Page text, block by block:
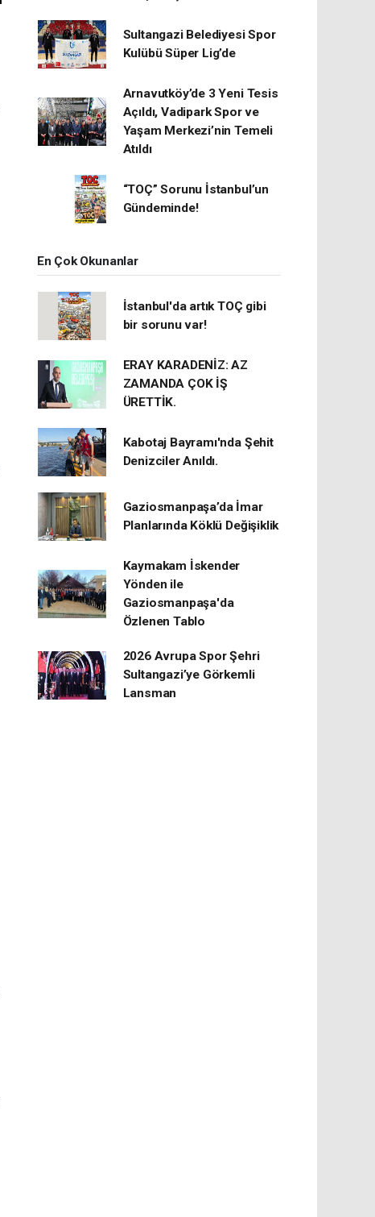
Sultangazi Belediyesi Spor
Kulübü Süper Lig’de
Arnavutköy’de 3 Yeni Tesis
Açıldı, Vadipark Spor ve
Yaşam Merkezi’nin Temeli
Atıldı
“TOÇ” Sorunu İstanbul’un
Gündeminde!
En Çok Okunanlar
İstanbul'da artık TOÇ gibi
bir sorunu var!
ERAY KARADENİZ: AZ
ZAMANDA ÇOK İŞ
ÜRETTİK.
Kabotaj Bayramı'nda Şehit
Denizciler Anıldı.
Gaziosmanpaşa’da İmar
Planlarında Köklü Değişiklik
Kaymakam İskender
Yönden ile
Gaziosmanpaşa'da
Özlenen Tablo
2026 Avrupa Spor Şehri
Sultangazi’ye Görkemli
Lansman